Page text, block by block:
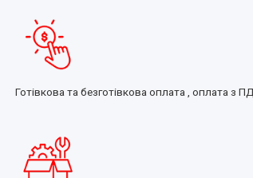
Готівкова та безготівкова оплата , оплата з